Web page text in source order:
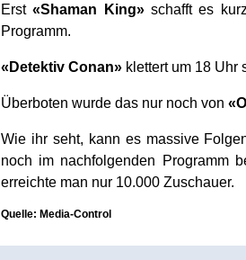
Erst«Shaman King»schafft es
Programm.
«Detektiv Conan» klettert um 18 Uhr
Überboten wurde das nur noch von
Wie ihr seht, kann es massive
noch im nachfolgenden Programm
erreichte man nur 10.000 Zuschauer.
Quelle: Media-Control